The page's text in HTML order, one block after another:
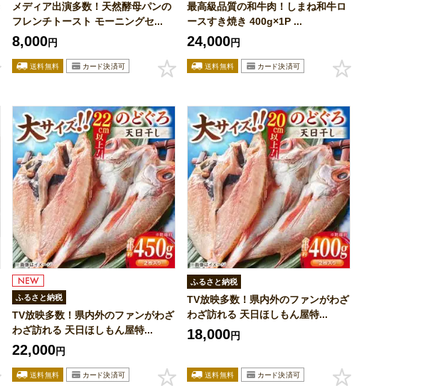
メディア出演多数！天然酵母パンの
フレンチトースト モーニングセ...
8,000円
最高級品質の和牛肉！しまね和牛ロ
ースすき焼き 400g×1P ...
24,000円
ふるさと納税
TV放映多数！県内外のファンがわざ
わざ訪れる 天日ほしもん屋特...
22,000円
ふるさと納税
TV放映多数！県内外のファンがわざ
わざ訪れる 天日ほしもん屋特...
18,000円